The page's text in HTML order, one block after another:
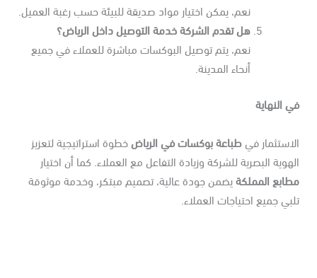
نعم، يمكن اختيار مواد صديقة للبيئة حسب رغبة العميل.
هل تقدم الشركة خدمة التوصيل داخل الرياض؟
نعم، يتم توصيل البوكسات مباشرة للعملاء في جميع
أنحاء المدينة.
النهاية
فيطباعة بوكسات في الرياضخطوة استراتيجية لتعزيز
البصرية للشركة وزيادة التفاعل مع العملاء. كما أن اختيار
المملكةيضمن جودة عالية، تصميم مبتكر، وخدمة موثوقة
جميع احتياجات العملاء.